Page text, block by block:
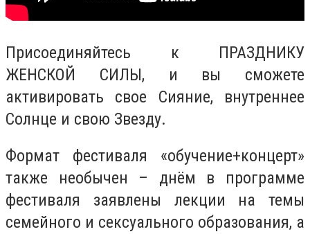
Присоединяйтесь к ПРАЗДНИКУ
ЖЕНСКОЙ СИЛЫ, и вы сможете
активировать свое Сияние, внутреннее
Солнце и свою Звезду.
Формат фестиваля «обучение+концерт»
также необычен – днём в программе
фестиваля заявлены лекции на темы
семейного и сексуального образования, а